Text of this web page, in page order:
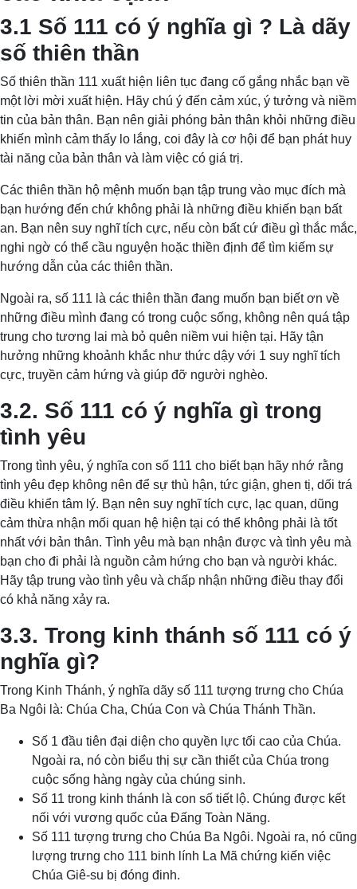
3.1 Số 111 có ý nghĩa gì ? Là dãy
số thiên thần
Số thiên thần 111 xuất hiện liên tục đang cố gắng nhắc bạn về
một lời mời xuất hiện. Hãy chú ý đến cảm xúc, ý tưởng và niềm
tin của bản thân. Bạn nên giải phóng bản thân khỏi những điều
khiến mình cảm thấy lo lắng, coi đây là cơ hội để bạn phát huy
tài năng của bản thân và làm việc có giá trị.
Các thiên thần hộ mệnh muốn bạn tập trung vào mục đích mà
bạn hướng đến chứ không phải là những điều khiến bạn bất
an. Bạn nên suy nghĩ tích cực, nếu còn bất cứ điều gì thắc mắc,
nghi ngờ có thể cầu nguyện hoặc thiền định để tìm kiếm sự
hướng dẫn của các thiên thần.
Ngoài ra, số 111 là các thiên thần đang muốn bạn biết ơn về
những điều mình đang có trong cuộc sống, không nên quá tập
trung cho tương lai mà bỏ quên niềm vui hiện tại. Hãy tận
hưởng những khoảnh khắc như thức dậy với 1 suy nghĩ tích
cực, truyền cảm hứng và giúp đỡ người nghèo.
3.2. Số 111 có ý nghĩa gì trong
tình yêu
Trong tình yêu, ý nghĩa con số 111 cho biết bạn hãy nhớ rằng
tình yêu đẹp không nên để sự thù hận, tức giận, ghen tị, dối trá
điều khiển tâm lý. Bạn nên suy nghĩ tích cực, lạc quan, dũng
cảm thừa nhận mối quan hệ hiện tại có thể không phải là tốt
nhất với bản thân. Tình yêu mà bạn nhận được và tình yêu mà
bạn cho đi phải là nguồn cảm hứng cho bạn và người khác.
Hãy tập trung vào tình yêu và chấp nhận những điều thay đổi
có khả năng xảy ra.
3.3. Trong kinh thánh số 111 có ý
nghĩa gì?
Trong Kinh Thánh, ý nghĩa dãy số 111 tượng trưng cho Chúa
Ba Ngôi là: Chúa Cha, Chúa Con và Chúa Thánh Thần.
Số 1 đầu tiên đại diện cho quyền lực tối cao của Chúa.
Ngoài ra, nó còn biểu thị sự cần thiết của Chúa trong
cuộc sống hàng ngày của chúng sinh.
Số 11 trong kinh thánh là con số tiết lộ. Chúng được kết
nối với vương quốc của Đấng Toàn Năng.
Số 111 tượng trưng cho Chúa Ba Ngôi. Ngoài ra, nó cũng
lượng trưng cho 111 binh lính La Mã chứng kiến việc
Chúa Giê-su bị đóng đinh.